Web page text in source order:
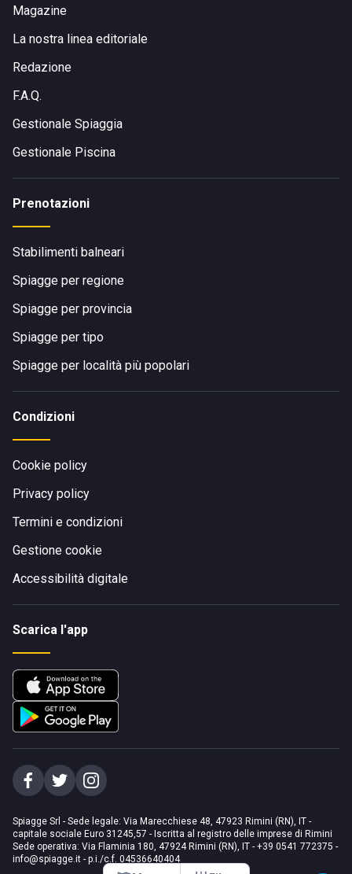
Magazine
La nostra linea editoriale
Redazione
F.A.Q.
Gestionale Spiaggia
Gestionale Piscina
Prenotazioni
Stabilimenti balneari
Spiagge per regione
Spiagge per provincia
Spiagge per tipo
Spiagge per località più popolari
Condizioni
Cookie policy
Privacy policy
Termini e condizioni
Gestione cookie
Accessibilità digitale
Scarica l'app
Spiagge Srl - Sede legale: Via Marecchiese 48, 47923 Rimini (RN), IT -
capitale sociale Euro 31245,57 - Iscritta al registro delle imprese di Rimini
Sede operativa: Via Flaminia 180, 47924 Rimini (RN), IT - +39 0541 772375 -
info@spiagge.it - p.i./c.f. 04536640404